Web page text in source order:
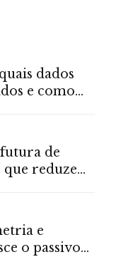
dados
e como
de
que reduzem
e
o passivo